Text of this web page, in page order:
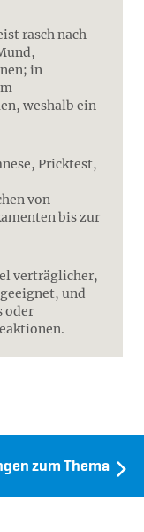
rasch nach
in
weshalb ein
Pricktest,
von
bis zur
verträglicher,
und
oder
zum Thema